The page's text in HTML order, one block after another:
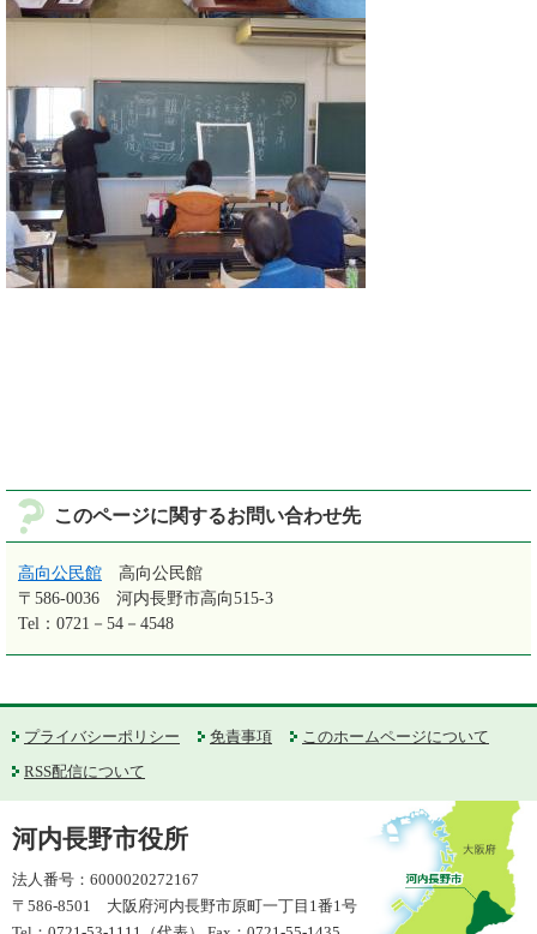
このページに関するお問い合わせ先
高向公民館
高向公民館
〒586-0036
河内長野市高向515-3
Tel：0721－54－4548
プライバシーポリシー 免責事項
このホームページについて
RSS配信について
河内長野市役所
法人番号：6000020272167
〒586-8501 大阪府河内長野市原町一丁目1番1号